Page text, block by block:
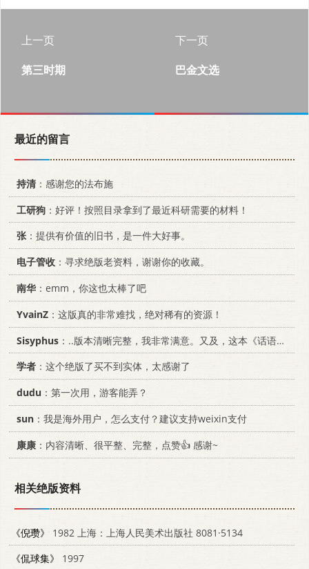
上一页
第三时期
下一页
巴金文选
最近的留言
持清：感谢您的法布施
工研狗 ：好评！按照目录拿到了最近科研需要的材料！
张：提供有价值的旧书，是一件大好事。
电子管收 ：寻求绝版老资料，谢谢你的收藏。
南华 ：emm，你这也太棒了吧
YvainZ ：这版真的非常难找，绝对稀有的资源！
Sisyphus ：..版本清晰完整，我非常满意。又及，这本《话语的真相》...
学者 ：这个绝版了买不到实体，太感谢了
dudu ：第一次用，游客能弄？
sun ：我是海外用户，怎么支付？建议支持weixin支付
康康 ：内容清晰、很平整、完整，点赞👍 感谢~
相关绝版资料
《倪瓒》
1982 上海：上海人民美术出版社 8081·5134
《侃球集》
1997